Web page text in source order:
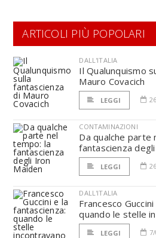
ARTICOLI PIÙ POPOLARI
DALL'ITALIA
Il Qualunquismo
Mauro Covacich
LEGGI
CONTAMINAZIONI
Da qualche parte
fantascienza
LEGGI
DALL'ITALIA
Francesco
quando le stelle
LEGGI